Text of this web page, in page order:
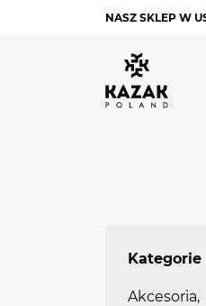
NASZ SKLEP W
Kategorie
Akcesoria,